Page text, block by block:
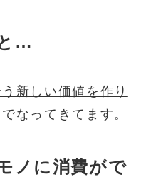
…
新しい価値を作り
なってきてます。
ノに消費がで